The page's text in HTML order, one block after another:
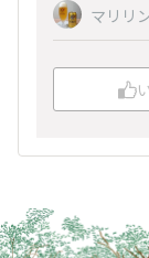
マリリ